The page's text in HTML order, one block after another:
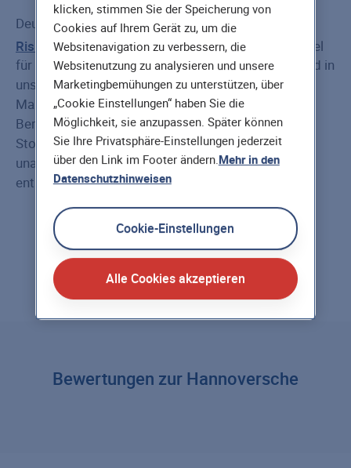
Deutschlands meistverkaufte
Risikolebensversicherung
ist dabei nur ein Beispiel
für das Vertrauen, das die Menschen in Deutschland in
uns haben. Zudem schätzen unsere Kunden und
Makler die ausgezeichnete Service-, Produkt- und
Beratungsqualität. So freuen wir uns über niedrige
Stornoquoten und ausgezeichnete Platzierungen in
unabhängigen Vergleichstests, während Sie sich
entspannt auf das Jetzt konzentrieren können.
Zu den Auszeichnungen
Bewertungen zur Hannoversche
klicken, stimmen Sie der Speicherung von
Cookies auf Ihrem Gerät zu, um die
Websitenavigation zu verbessern, die
Websitenutzung zu analysieren und unsere
Marketingbemühungen zu unterstützen, über
„Cookie Einstellungen“ haben Sie die
Möglichkeit, sie anzupassen. Später können
Sie Ihre Privatsphäre-Einstellungen jederzeit
über den Link im Footer ändern.Mehr in den
Datenschutzhinweisen
Cookie-Einstellungen
Alle Cookies akzeptieren